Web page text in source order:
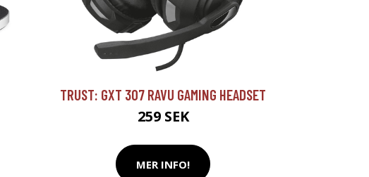
TRUST: GXT 307 RAVU GAMING HEADSET
259 SEK
MER INFO!